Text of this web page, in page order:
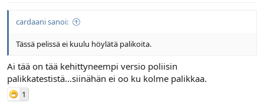
cardaani sanoi:
Tässä pelissä ei kuulu höylätä palikoita.
Ai tää on tää kehittyneempi versio poliisin
palikkatestistä...siinähän ei oo ku kolme palikkaa.
1